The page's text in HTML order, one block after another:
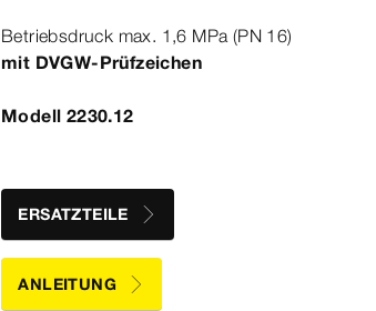
Betriebsdruck max. 1 ,6 MPa(PN 16)
mit DVGW-​Prüfzeichen
Modell 2230.12
ERSATZTEILE
ANLEITUNG